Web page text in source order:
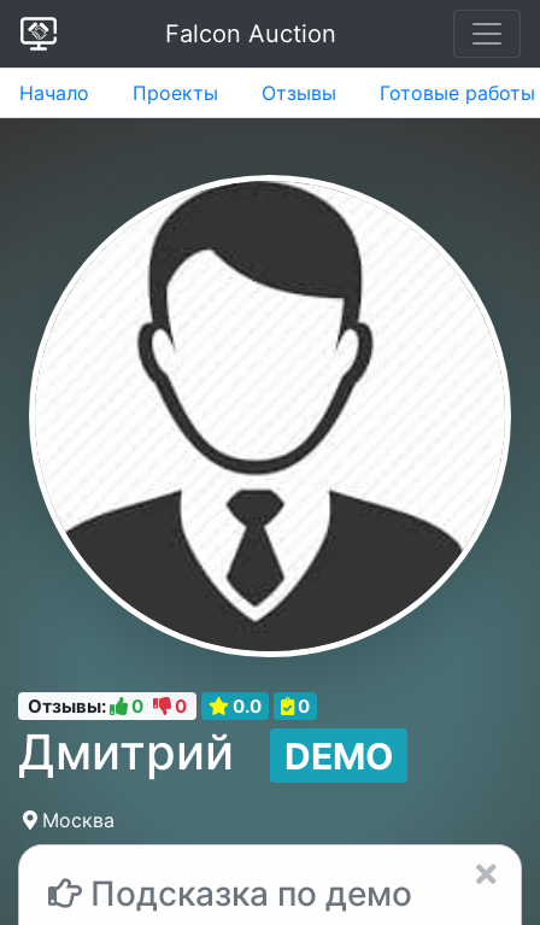
Falcon Auction
Начало Проекты Отзывы Готовые работы
Отзывы: 0 0 0.0 0
Дмитрий DEMO
Москва
Подсказка по демо